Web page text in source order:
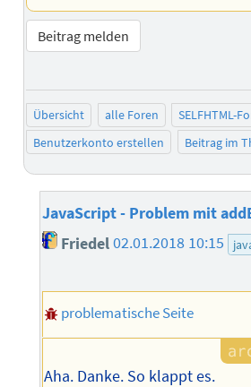
Beitrag melden
Übersicht alle Foren SELFHTML-
Benutzerkonto erstellen
Beitrag im
JavaScript - Problem mit
Friedel02.01.2018 10:15
problematische Seite
Aha. Danke. So klappt es.